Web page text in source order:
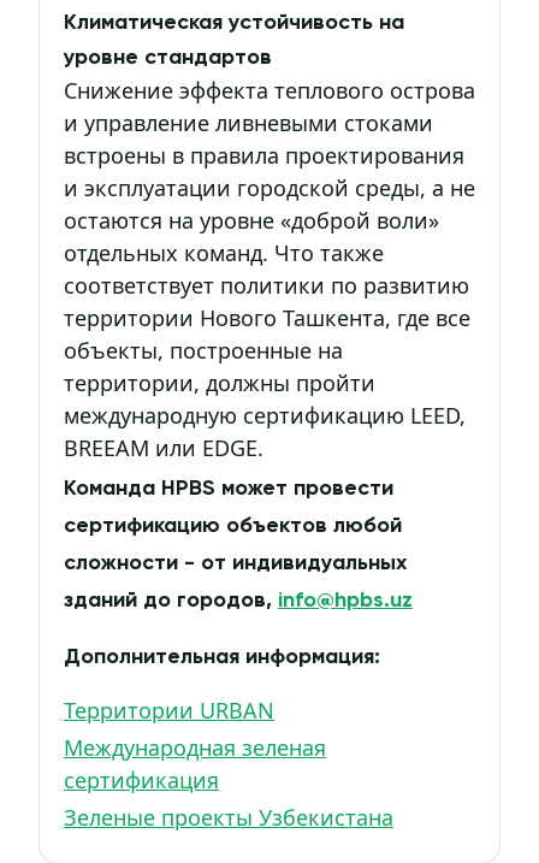
Климатическая устойчивость на
уровне стандартов
Снижение эффекта теплового острова
и управление ливневыми стоками
встроены в правила проектирования
и эксплуатации городской среды, а не
остаются на уровне «доброй воли»
отдельных команд. Что также
соответствует политики по развитию
территории Нового Ташкента, где все
объекты, построенные на
территории, должны пройти
международную сертификацию LEED,
BREEAM или EDGE.
Команда HPBS может провести
сертификацию объектов любой
сложности - от индивидуальных
зданий до городов, info@hpbs.uz
Дополнительная информация:
Территории URBAN
Международная зеленая
сертификация
Зеленые проекты Узбекистана